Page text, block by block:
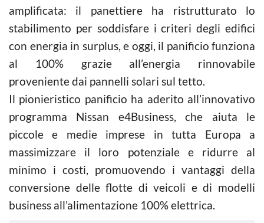
amplificata: il panettiere ha ristrutturato lo
stabilimento per soddisfare i criteri degli edifici
con energia in surplus, e oggi, il panificio funziona
al 100% grazie all’energia rinnovabile
proveniente dai pannelli solari sul tetto.
Il pionieristico panificio ha aderito all’innovativo
programma Nissan e4Business, che aiuta le
piccole e medie imprese in tutta Europa a
massimizzare il loro potenziale e ridurre al
minimo i costi, promuovendo i vantaggi della
conversione delle flotte di veicoli e di modelli
business all’alimentazione 100% elettrica.